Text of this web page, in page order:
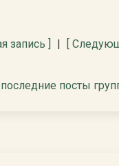
запись ] | [
последние посты